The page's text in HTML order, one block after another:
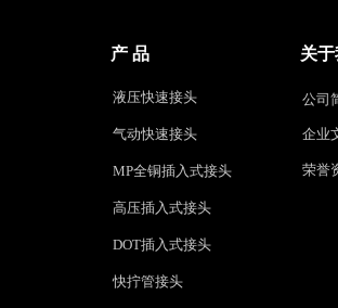
产 品
液压快速接头
气动快速接头
MP全铜插入式接头
高压插入式接头
DOT插入式接头
快拧管接头
关于
公司
企业
荣誉